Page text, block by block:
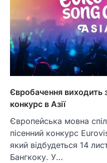
Євробачення
конкурс в Азії
Європейська мовна
пісенний конкурс
який відбудеться 14
Бангкоку. У…